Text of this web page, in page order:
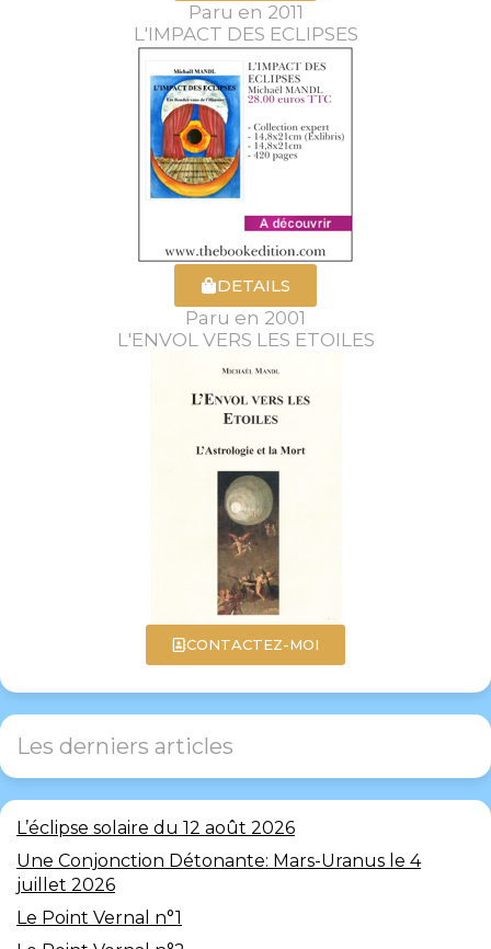
Paru en 2011
L'IMPACT DES ECLIPSES
DETAILS
Paru en 2001
L'ENVOL VERS LES ETOILES
CONTACTEZ-MOI
Les derniers articles
L’éclipse solaire du 12 août 2026
Une Conjonction Détonante: Mars-Uranus le 4
juillet 2026
Le Point Vernal n°1